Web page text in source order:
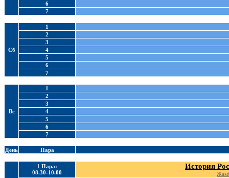
6
7
Сб
1
2
3
4
5
6
7
Вс
1
2
3
4
5
6
7
День Пара
1 Пара:
08.30-10.00
История